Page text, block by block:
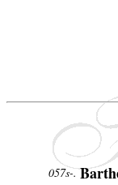
057s-.